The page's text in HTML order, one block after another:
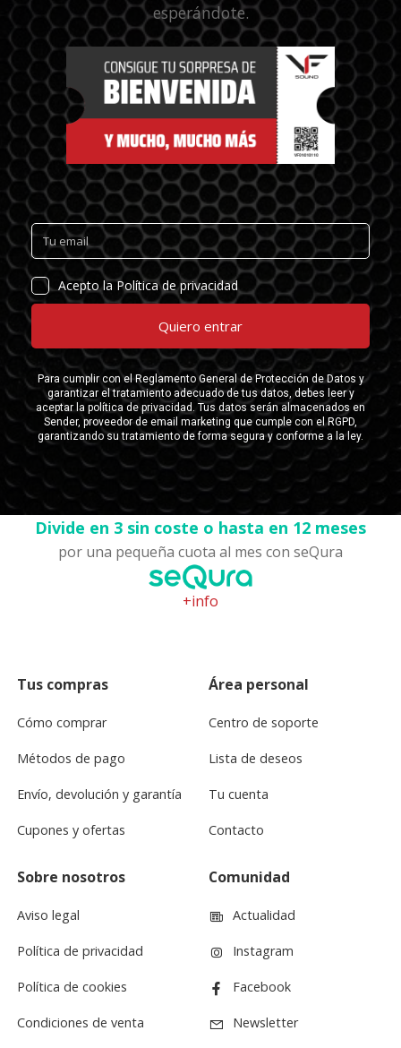
esperándote.
Divide en 3 sin coste o hasta en 12 meses
por una pequeña cuota al mes con seQura
+info
Tus compras
Cómo comprar
Métodos de pago
Envío, devolución y garantía
Cupones y ofertas
Área personal
Centro de soporte
Lista de deseos
Tu cuenta
Contacto
Sobre nosotros
Aviso legal
Política de privacidad
Política de cookies
Condiciones de venta
Comunidad
Actualidad
Instagram
Facebook
Newsletter